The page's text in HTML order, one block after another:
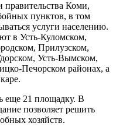
правительства Коми,
пунктов, в том
услуги населению.
в Усть-Куломском,
Прилузском,
Усть-Вымском,
Печорском районах, а
еще 21 площадку. В
позволяет решить
хозяйств.